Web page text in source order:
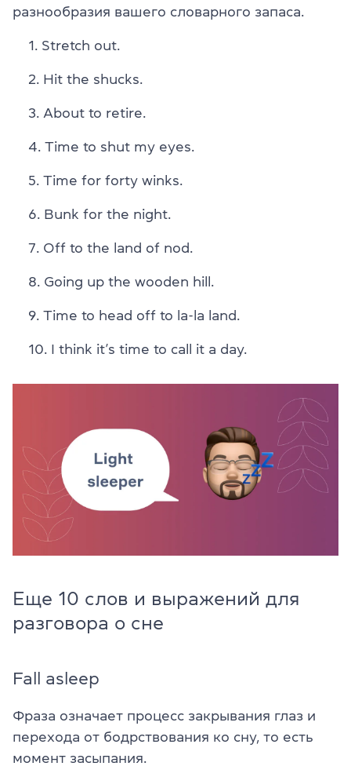
разнообразия вашего словарного запаса.
Stretch out.
Hit the shucks.
About to retire.
Time to shut my eyes.
Time for forty winks.
Bunk for the night.
Off to the land of nod.
Going up the wooden hill.
Time to head off to la-la land.
I think it’s time to call it a day.
Еще 10 слов и выражений для
разговора о сне
Fall asleep
Фраза означает процесс закрывания глаз и
перехода от бодрствования ко сну, то есть
момент засыпания.